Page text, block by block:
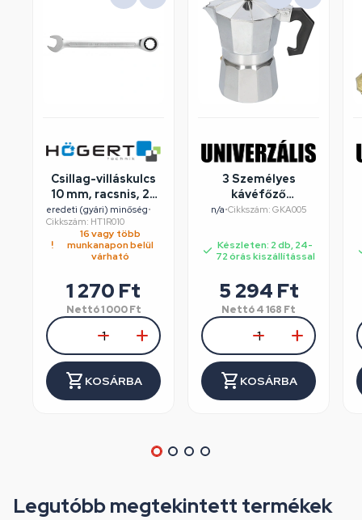
Csillag-villáskulcs
10 mm, racsnis, 25
év garancia,
HÖGERT HT1R010
eredeti (gyári) minőség•
Cikkszám: HT1R010
16 vagy több
munkanapon belül
várható
1 270 Ft
Nettó1 000 Ft
KOSÁRBA
3 Személyes
kávéfőző
alumínium dobozos
n/a•Cikkszám: GKA005
Készleten: 2 db, 24-
72 órás kiszállítással
5 294 Ft
Nettó4 168 Ft
KOSÁRBA
Legutóbb megtekintett termékek